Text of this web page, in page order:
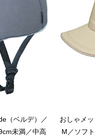
（ベルデ）／
未満／中高
おしゃメ
M／ソフ